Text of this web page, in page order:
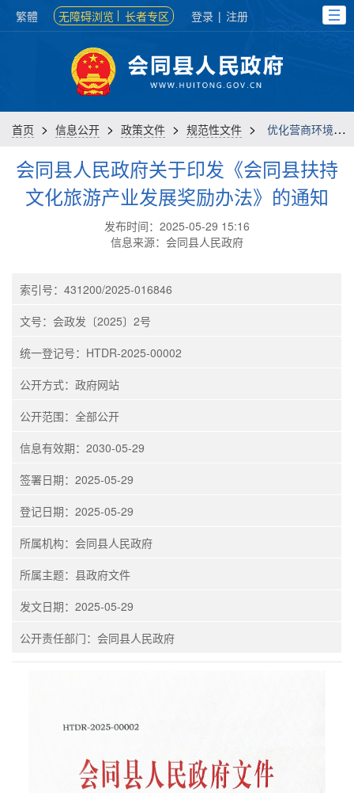
繁體 无障碍浏览 长者专区 登录 | 注册
首页 > 信息公开 > 政策文件 > 规范性文件 > 优化营商环境类
会同县人民政府关于印发《会同县扶持
文化旅游产业发展奖励办法》的通知
发布时间：2025-05-29 15:16
信息来源：会同县人民政府
索引号：431200/2025-016846
文号：会政发〔2025〕2号
统一登记号：HTDR-2025-00002
公开方式：政府网站
公开范围：全部公开
信息有效期：2030-05-29
签署日期：2025-05-29
登记日期：2025-05-29
所属机构：会同县人民政府
所属主题：县政府文件
发文日期：2025-05-29
公开责任部门：会同县人民政府